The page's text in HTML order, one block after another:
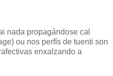
nada propagándose cal
ou nos perfís de tuenti son
enxalzando a